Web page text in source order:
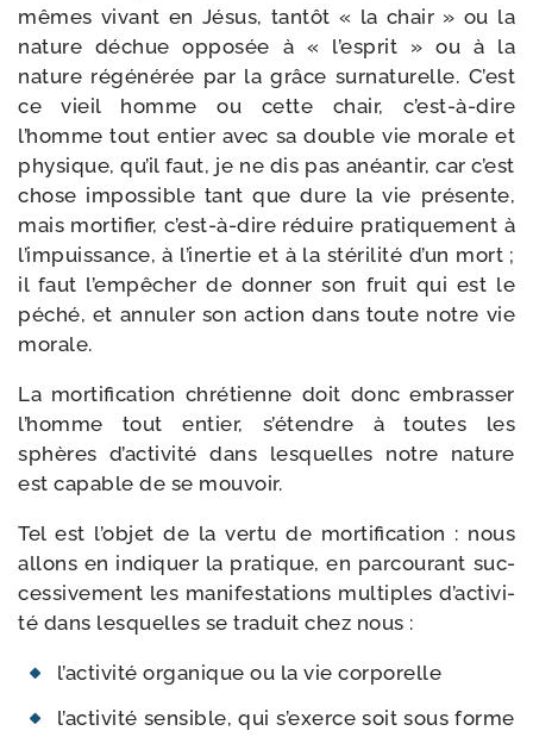
mêmes vivant en Jésus, tan­tôt « la chair » ou la
nature déchue oppo­sée à « l’es­prit » ou à la
nature régé­né­rée par la grâce sur­na­tu­relle. C’est
ce vieil homme ou cette chair, c’est-​à-​dire
l’homme tout entier avec sa double vie morale et
phy­sique, qu’il faut, je ne dis pas anéan­tir, car c’est
chose impos­sible tant que dure la vie pré­sente,
mais mor­ti­fier, c’est-​à-​dire réduire pra­ti­que­ment à
l’im­puis­sance, à l’i­ner­tie et à la sté­ri­li­té d’un mort ;
il faut l’empêcher de don­ner son fruit qui est le
péché, et annu­ler son action dans toute notre vie
morale.
La mor­ti­fi­ca­tion chré­tienne doit donc embras­ser
l’homme tout entier, s’é­tendre à toutes les
sphères d’ac­ti­vi­té dans les­quelles notre nature
est capable de se mouvoir.
Tel est l’ob­jet de la ver­tu de mor­ti­fi­ca­tion : nous
allons en indi­quer la pra­tique, en par­cou­rant suc­
ces­si­ve­ment les mani­fes­ta­tions mul­tiples d’ac­ti­vi­
té dans les­quelles se tra­duit chez nous :
l’ac­ti­vi­té orga­nique ou la vie corporelle
l’ac­ti­vi­té sen­sible, qui s’exerce soit sous forme